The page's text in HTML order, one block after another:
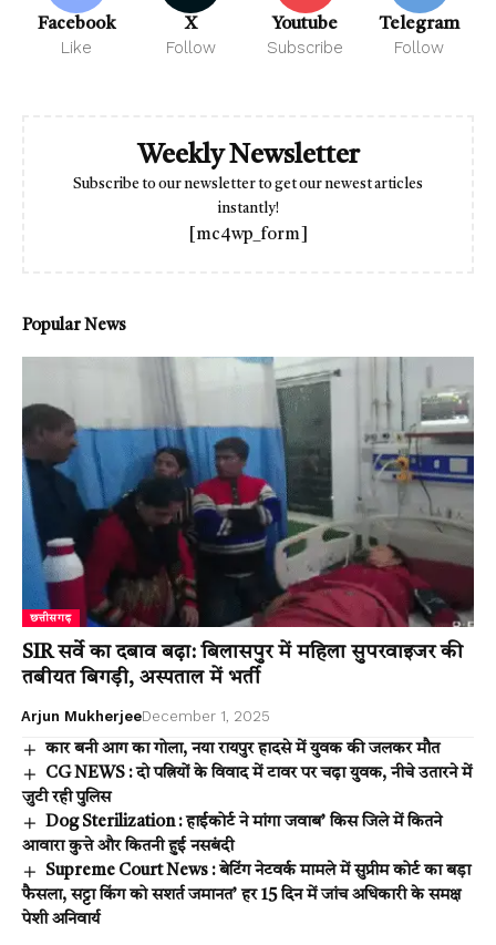
Facebook
Like
X
Follow
Youtube
Subscribe
Telegram
Follow
Weekly Newsletter
Subscribe to our newsletter to get our newest articles
instantly!
[mc4wp_form]
Popular News
छत्तीसगढ़
SIR सर्वे का दबाव बढ़ा: बिलासपुर में महिला सुपरवाइजर की
तबीयत बिगड़ी, अस्पताल में भर्ती
Arjun MukherjeeDecember 1, 2025
कार बनी आग का गोला, नया रायपुर हादसे में युवक की जलकर मौत
CG NEWS : दो पत्नियों के विवाद में टावर पर चढ़ा युवक, नीचे उतारने में
जुटी रही पुलिस
Dog Sterilization : हाईकोर्ट ने मांगा जवाब’ किस जिले में कितने
आवारा कुत्ते और कितनी हुई नसबंदी
Supreme Court News : बेटिंग नेटवर्क मामले में सुप्रीम कोर्ट का बड़ा
फैसला, सट्टा किंग को सशर्त जमानत’ हर 15 दिन में जांच अधिकारी के समक्ष
पेशी अनिवार्य